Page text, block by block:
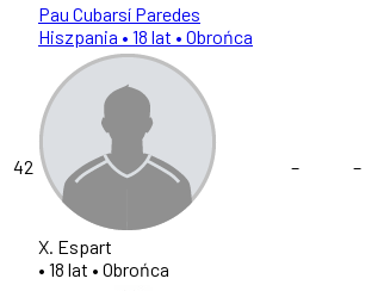
Pau Cubarsí Paredes
Hiszpania • 18 lat • Obrońca
42
X. Espart
• 18 lat • Obrońca
– –